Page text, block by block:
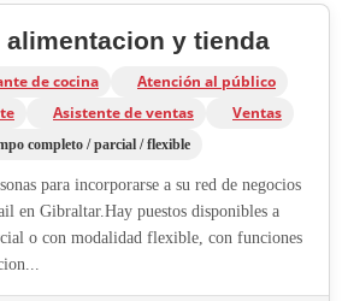
alimentacion y tienda
de cocina
Atención al público
Asistente de ventas Ventas
completo / parcial / flexible
para incorporarse a su red de negocios
en Gibraltar.Hay puestos disponibles a
o con modalidad flexible, con funciones